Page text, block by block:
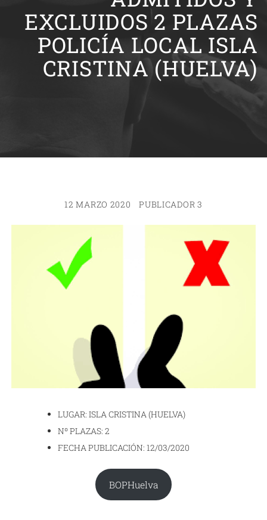
EXCLUIDOS 2 PLAZAS
POLICÍA LOCAL ISLA
CRISTINA (HUELVA)
12 MARZO 2020 PUBLICADOR 3
LUGAR: ISLA CRISTINA (HUELVA)
Nº PLAZAS: 2
FECHA PUBLICACIÓN: 12/03/2020
BOPHuelva